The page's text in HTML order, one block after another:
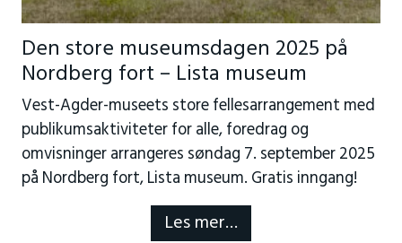
Den store museumsdagen 2025 på
Nordberg fort – Lista museum
Vest-Agder-museets store fellesarrangement med
publikumsaktiviteter for alle, foredrag og
omvisninger arrangeres søndag 7. september 2025
på Nordberg fort, Lista museum. Gratis inngang!
Les mer…